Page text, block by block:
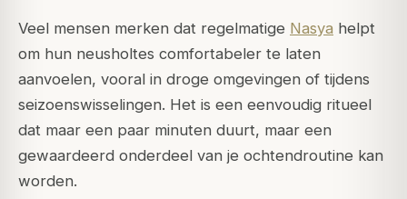
Veel mensen merken dat regelmatige Nasya helpt
om hun neusholtes comfortabeler te laten
aanvoelen, vooral in droge omgevingen of tijdens
seizoenswisselingen. Het is een eenvoudig ritueel
dat maar een paar minuten duurt, maar een
gewaardeerd onderdeel van je ochtendroutine kan
worden.